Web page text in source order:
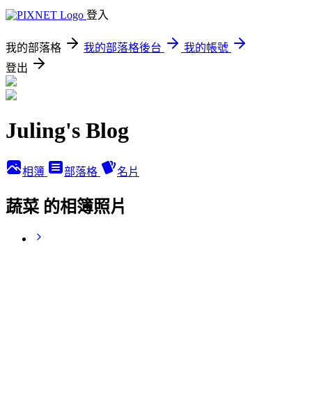
登入
我的部落格 我的部落格後台
我的帳號
登出
Juling's Blog
相簿 部落格 名片
蔬菜 的相簿照片